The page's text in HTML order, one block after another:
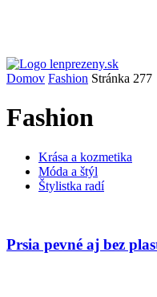
Domov Fashion Stránka 277
Fashion
Krása a kozmetika
Móda a štýl
Štylistka radí
Prsia pevné aj bez